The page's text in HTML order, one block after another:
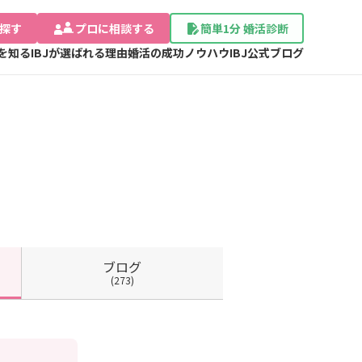
す プロに相談する
簡単1分 婚活診断
知るIBJが選ばれる理由婚活の成功ノウハウIBJ公式ブログ
ブログ
(273)